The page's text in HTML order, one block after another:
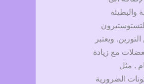
والبطيئة
ويعتبر
مع زيادة
. مثل
الضرورية